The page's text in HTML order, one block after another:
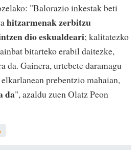
"Balorazio inkestak beti
hitzarmenak zerbitzu
dio eskualdeari; kalitatezko
bitarteko erabil daitezke,
da. Gainera, urtebete daramagu
prebentzio mahaian,
da", azaldu zuen Olatz Peon